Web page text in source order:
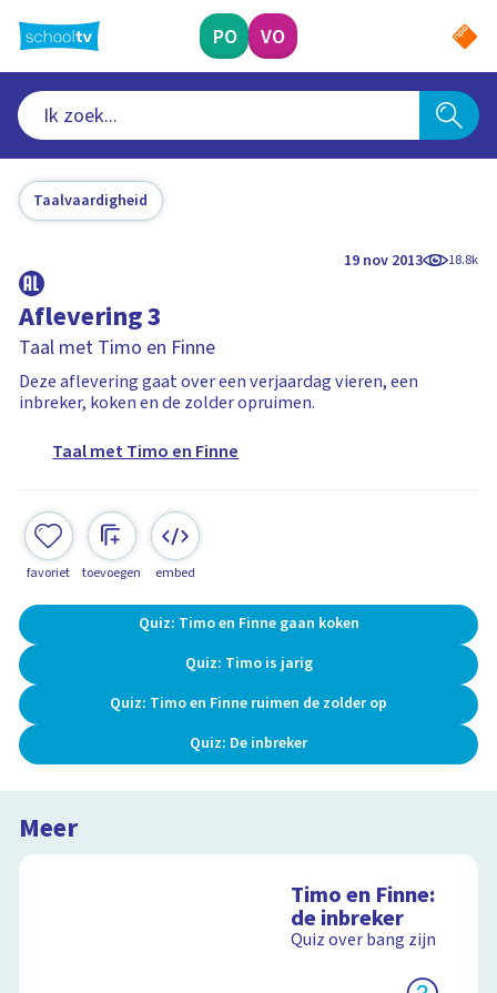
naar
hoofdinhoud
PO VO
Taalvaardigheid
19 nov 2013 18.8k
Aflevering 3
Taal met Timo en Finne
Deze aflevering gaat over een verjaardag vieren, een
inbreker, koken en de zolder opruimen.
Taal met Timo en Finne
favoriet toevoegen embed
Quiz: Timo en Finne gaan koken
Quiz: Timo is jarig
Quiz: Timo en Finne ruimen de zolder op
Quiz: De inbreker
Meer
Timo en Finne:
de inbreker
Quiz over bang zijn